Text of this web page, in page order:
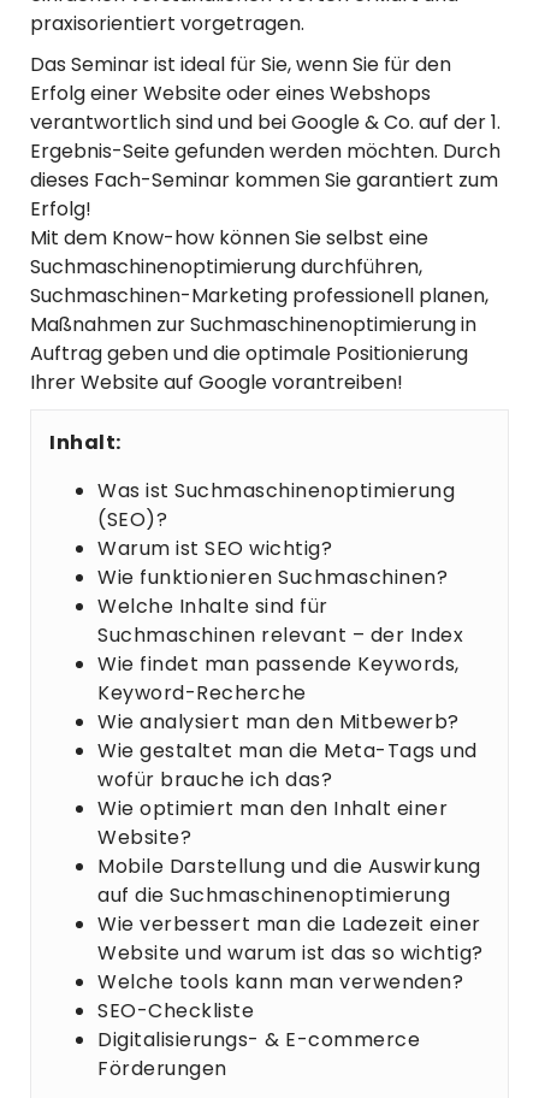
praxisorientiert vorgetragen.
Das Seminar ist ideal für Sie, wenn Sie für den
Erfolg einer Website oder eines Webshops
verantwortlich sind und bei Google & Co. auf der 1.
Ergebnis-Seite gefunden werden möchten. Durch
dieses Fach-Seminar kommen Sie garantiert zum
Erfolg!
Mit dem Know-how können Sie selbst eine
Suchmaschinenoptimierung durchführen,
Suchmaschinen-Marketing professionell planen,
Maßnahmen zur Suchmaschinenoptimierung in
Auftrag geben und die optimale Positionierung
Ihrer Website auf Google vorantreiben!
Inhalt:
Was ist Suchmaschinenoptimierung
(SEO)?
Warum ist SEO wichtig?
Wie funktionieren Suchmaschinen?
Welche Inhalte sind für
Suchmaschinen relevant – der Index
Wie findet man passende Keywords,
Keyword-Recherche
Wie analysiert man den Mitbewerb?
Wie gestaltet man die Meta-Tags und
wofür brauche ich das?
Wie optimiert man den Inhalt einer
Website?
Mobile Darstellung und die Auswirkung
auf die Suchmaschinenoptimierung
Wie verbessert man die Ladezeit einer
Website und warum ist das so wichtig?
Welche tools kann man verwenden?
SEO-Checkliste
Digitalisierungs- & E-commerce
Förderungen